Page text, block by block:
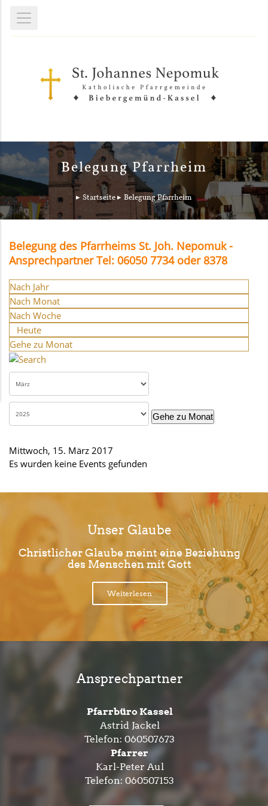
Belegung Pfarrheim
Startseite Belegung Pfarrheim
Belegung des Pfarrheims St. Joh. Nepomuk -
Ansprechpartner Tel: 06050 7734 oder 8378
Nach Jahr
Nach Monat
Nach Woche
Heute
Gehe zu Monat
Gehe zu Monat
Mittwoch, 15. März 2017
Es wurden keine Events gefunden
Unser Glaube
Christlicher Glaube meint eine Beziehung
des Menschen mit Gott
Weiterlesen
Ansprechpartner
Pfarrbüro Kassel
Astrid Jackel
Telefon: 060507673
Pfarrer
Karl-Peter Aul
Telefon: 060507153